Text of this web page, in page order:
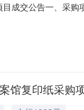
成交公告一、采
组成员：无八、
馆复印纸采购